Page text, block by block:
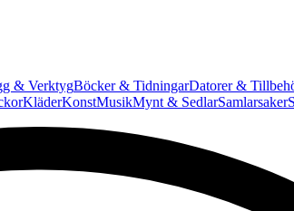
& VerktygBöcker & TidningarDatorer &
KläderKonstMusikMynt & SedlarSamlarsaker